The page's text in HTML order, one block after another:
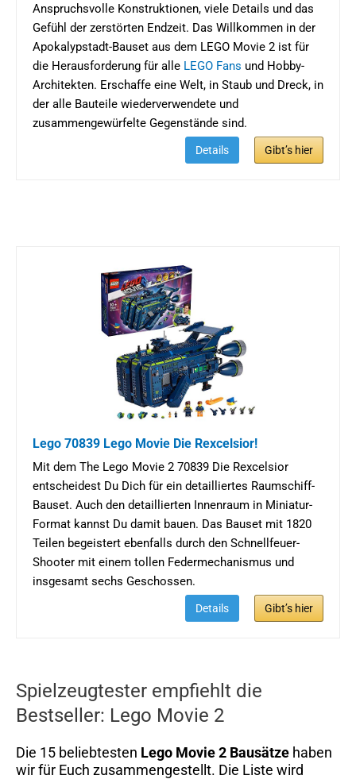
Anspruchsvolle Konstruktionen, viele Details und das
Gefühl der zerstörten Endzeit. Das Willkommen in der
Apokalypstadt-Bauset aus dem LEGO Movie 2 ist für
die Herausforderung für alle LEGO Fans und Hobby-
Architekten. Erschaffe eine Welt, in Staub und Dreck, in
der alle Bauteile wiederverwendete und
zusammengewürfelte Gegenstände sind.
Details Gibt’s hier
Lego 70839 Lego Movie Die Rexcelsior!
Mit dem The Lego Movie 2 70839 Die Rexcelsior
entscheidest Du Dich für ein detailliertes Raumschiff-
Bauset. Auch den detaillierten Innenraum in Miniatur-
Format kannst Du damit bauen. Das Bauset mit 1820
Teilen begeistert ebenfalls durch den Schnellfeuer-
Shooter mit einem tollen Federmechanismus und
insgesamt sechs Geschossen.
Details Gibt’s hier
Spielzeugtester empfiehlt die
Bestseller: Lego Movie 2
Die 15 beliebtesten Lego Movie 2 Bausätze haben
wir für Euch zusammengestellt. Die Liste wird